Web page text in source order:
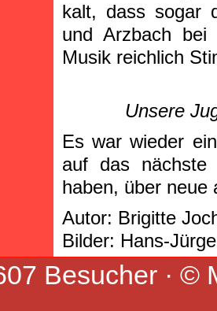
kalt, dass sogar
und Arzbach bei
Musik reichlich
Unsere
Es war wieder
auf das
haben, über neue
Autor: Brigitte
Bilder: Hans-
Besucher · ©